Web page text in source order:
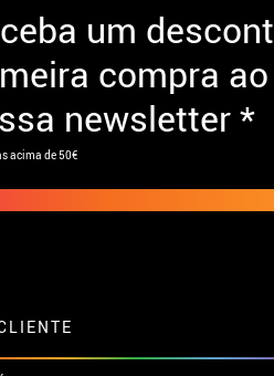
um
compra
newsletter *
acima de 50€